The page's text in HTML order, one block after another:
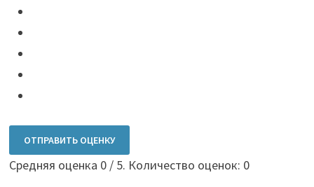
ОТПРАВИТЬ ОЦЕНКУ
Средняя оценка 0/ 5. Количество оценок: 0